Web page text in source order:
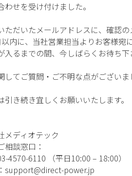
わせを受け付けました。
ただいたメールアドレスに、確認
内に、当社営業担当よりお客様宛
入るまでの間、今しばらくお待ち下
してご質問・ご不明な点がござい
引き続き宜しくお願いいたします。
メディオテック
相談窓口：
4570-6110 （平日10:00 – 18:00）
support@direct-power.jp